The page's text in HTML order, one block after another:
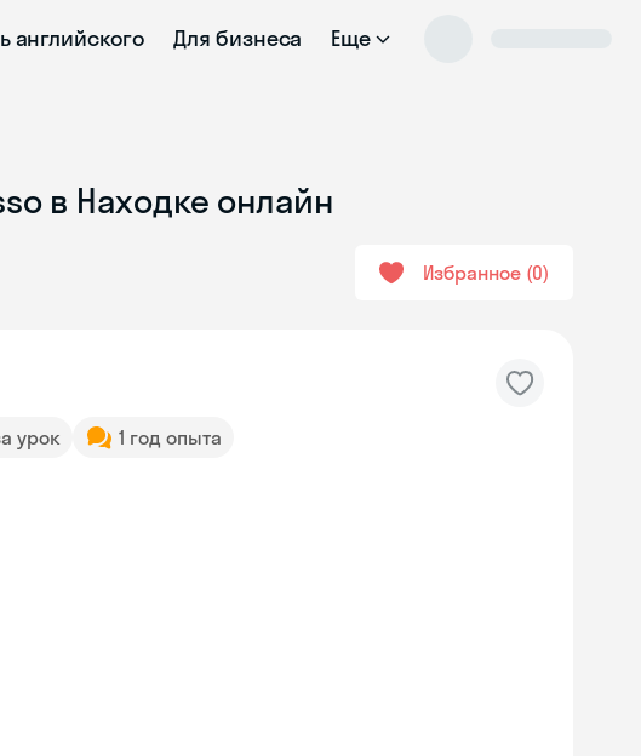
английского Для бизнеса Еще
в Находке онлайн
Избранное 0
урок 1 год опыта